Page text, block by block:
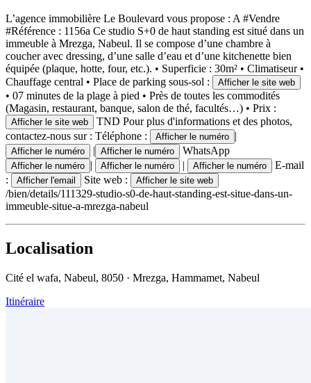
L’agence immobilière Le Boulevard vous propose : A #Vendre
#Référence : 1156a Ce studio S+0 de haut standing est situé dans un
immeuble à Mrezga, Nabeul. Il se compose d’une chambre à
coucher avec dressing, d’une salle d’eau et d’une kitchenette bien
équipée (plaque, hotte, four, etc.). • Superficie : 30m² • Climatiseur •
Chauffage central • Place de parking sous-sol :
Afficher le site web
• 07 minutes de la plage à pied • Près de toutes les commodités
(Magasin, restaurant, banque, salon de thé, facultés…) • Prix :
Afficher le site web
TND Pour plus d'informations et des photos,
contactez-nous sur : Téléphone :
Afficher le numéro |
Afficher le numéro | Afficher le numéro WhatsApp
Afficher le numéro | Afficher le numéro | Afficher le numéro
E-mail
:
Afficher l'email Site web : Afficher le site web
/bien/details/111329-studio-s0-de-haut-standing-est-situe-dans-un-
immeuble-situe-a-mrezga-nabeul
Localisation
Cité el wafa, Nabeul, 8050 · Mrezga, Hammamet, Nabeul
Itinéraire